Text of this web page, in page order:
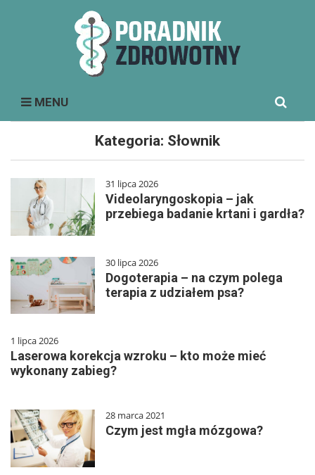
MENU
for:
Kategoria: Słownik
31 lipca 2026
Videolaryngoskopia – jak
przebiega badanie krtani i gardła?
30 lipca 2026
Dogoterapia – na czym polega
terapia z udziałem psa?
1 lipca 2026
Laserowa korekcja wzroku – kto może mieć
wykonany zabieg?
28 marca 2021
Czym jest mgła mózgowa?